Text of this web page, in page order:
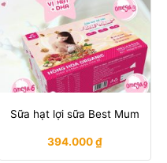
Sữa hạt lợi sữa Best Mum
394.000₫